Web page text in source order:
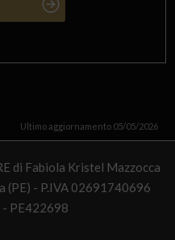
Ultimo aggiornamento 05/05/2026
di Fabiola Kristel Mazzocca
(PE) - P.IVA 02691740696
- PE422698